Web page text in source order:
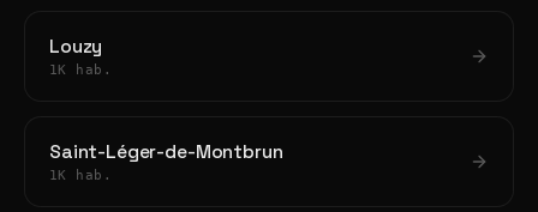
Louzy
1K hab.
Saint-Léger-de-Montbrun
1K hab.